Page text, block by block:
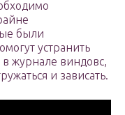
были
устранить
журнале виндовс,
и зависать.